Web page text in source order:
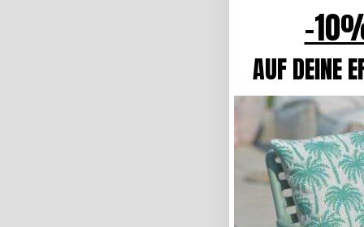
-
AUF DEINE